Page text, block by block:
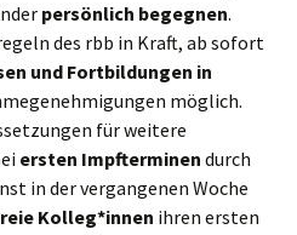
persönlich begegnen.
des rbb in Kraft, ab sofort
und Fortbildungen in
möglich.
für weitere
ersten Impfterminen durch
in der vergangenen Woche
Kolleg*innen ihren ersten